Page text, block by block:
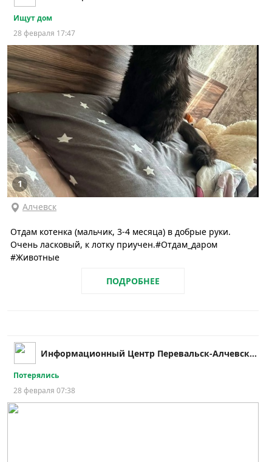
Ищут дом
28 февраля 17:47
1
Алчевск
Отдам котенка (мальчик, 3-4 месяца) в добрые руки.
Очень ласковый, к лотку приучен.#Отдам_даром
#Животные
ПОДРОБНЕЕ
Информационный Центр Перевальск-Алчевск|ЛНР|LPR|
Потерялись
28 февраля 07:38